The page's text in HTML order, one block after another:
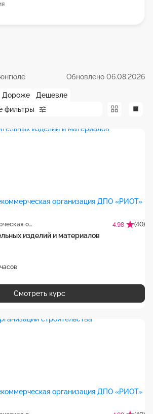
Обновлено 06.08.2026
фильтры
Дороже Дешевле
Автономная некоммерческая организация ДПО «РИОТ» 4.98 (40)
изделий и материалов
Смотреть курс